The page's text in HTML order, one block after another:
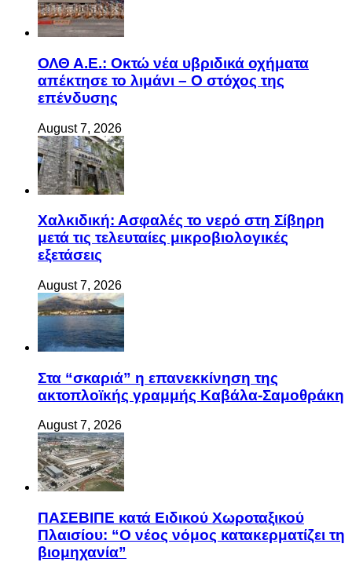
ΟΛΘ Α.Ε.: Οκτώ νέα υβριδικά οχήματα
απέκτησε το λιμάνι – Ο στόχος της
επένδυσης
August 7, 2026
Χαλκιδική: Ασφαλές το νερό στη Σίβηρη
μετά τις τελευταίες μικροβιολογικές
εξετάσεις
August 7, 2026
Στα “σκαριά” η επανεκκίνηση της
ακτοπλοϊκής γραμμής Καβάλα-Σαμοθράκη
August 7, 2026
ΠΑΣΕΒΙΠΕ κατά Ειδικού Χωροταξικού
Πλαισίου: “Ο νέος νόμος κατακερματίζει τη
βιομηχανία”